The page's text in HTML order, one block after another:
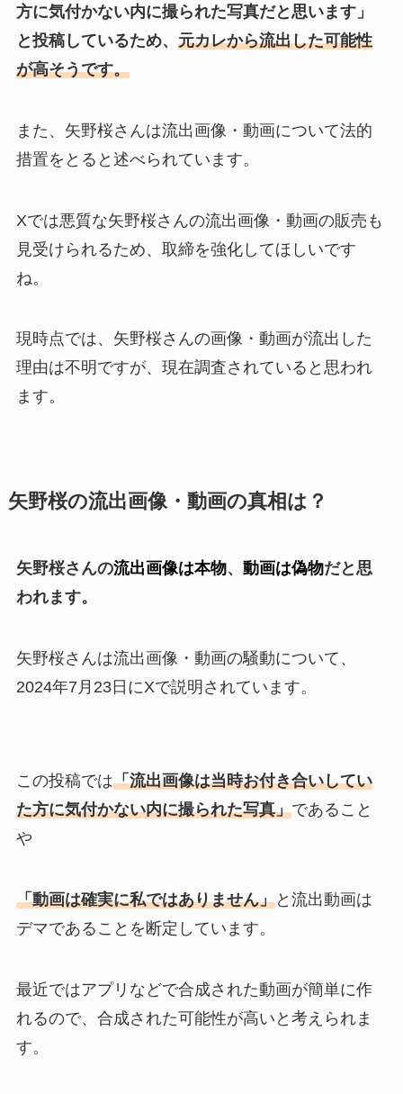
方に気付かない内に撮られた写真だと思います」
と投稿しているため、 元カレから流出した可能性
が高そうです。
また、矢野桜さんは流出画像・動画について法的
措置をとると述べられています。
Xでは悪質な矢野桜さんの流出画像・動画の販売も
見受けられるため、取締を強化してほしいです
ね。
現時点では、矢野桜さんの画像・動画が流出した
理由は不明ですが、現在調査されていると思われ
ます。
矢野桜の流出画像・動画の真相は？
矢野桜さんの流出画像は本物、 動画は偽物だと思
われます。
矢野桜さんは流出画像・動画の騒動について、
2024年7月23日にXで説明されています。
この投稿では「流出画像は当時お付き合いしてい
た方に気付かない内に撮られた写真」であること
や
「動画は確実に私ではありません」と流出動画は
デマであることを断定しています。
最近ではアプリなどで合成された動画が簡単に作
れるので、合成された可能性が高いと考えられま
す。